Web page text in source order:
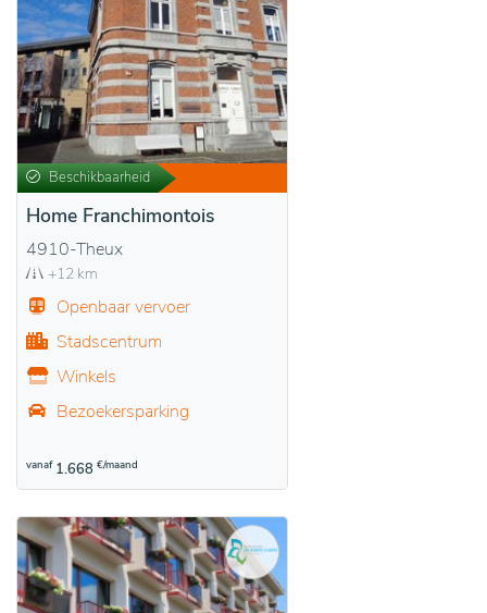
Beschikbaarheid
Home Franchimontois
4910-Theux
+12 km
Openbaar vervoer
Stadscentrum
Winkels
Bezoekersparking
vanaf 1.668 €/maand